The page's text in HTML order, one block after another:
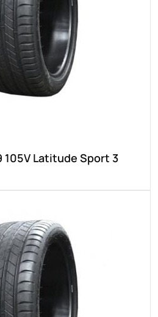
105V Latitude Sport 3